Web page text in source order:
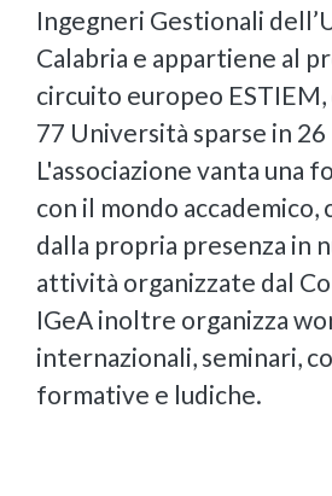
Ingegneri Gestionali
Calabria e appartiene al
circuito europeo
77 Università sparse in 26
L'associazione vanta una
con il mondo accademico,
dalla propria presenza in
attività organizzate dal
IGeA inoltre organizza
internazionali, seminari,
formative e ludiche.